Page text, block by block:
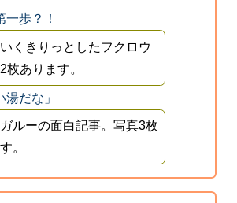
一歩？！
くきりっとしたフクロウ
枚あります。
湯だな」
ルーの面白記事。写真3枚
。